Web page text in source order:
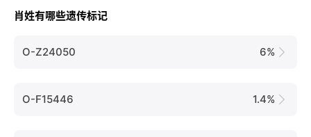
肖姓有哪些遗传标记
O-Z24050 6%
O-F15446 1.4%